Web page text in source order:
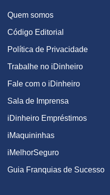
Quem somos
Código Editorial
Política de Privacidade
Trabalhe no iDinheiro
Fale com o iDinheiro
Sala de Imprensa
iDinheiro Empréstimos
iMaquininhas
iMelhorSeguro
Guia Franquias de Sucesso